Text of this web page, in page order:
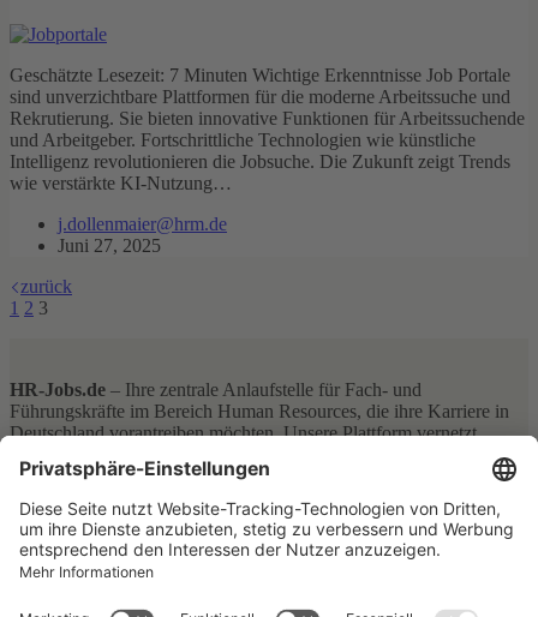
Geschätzte Lesezeit: 7 Minuten Wichtige Erkenntnisse Job Portale
sind unverzichtbare Plattformen für die moderne Arbeitssuche und
Rekrutierung. Sie bieten innovative Funktionen für Arbeitssuchende
und Arbeitgeber. Fortschrittliche Technologien wie künstliche
Intelligenz revolutionieren die Jobsuche. Die Zukunft zeigt Trends
wie verstärkte KI-Nutzung…
j.dollenmaier@hrm.de
Juni 27, 2025
zurück
1 2 3
HR-Jobs.de – Ihre zentrale Anlaufstelle für Fach- und
Führungskräfte im Bereich Human Resources, die ihre Karriere in
Deutschland vorantreiben möchten. Unsere Plattform vernetzt
Bundesländern – von Berlin über Hamburg, Bayern bis hin zu
Nordrhein-Westfalen. Ganz gleich, ob Sie eine Position im
Recruiting, in der Personalentwicklung oder in einem anderen HR-
Bereich suchen, beiHR-Jobs.definden Sie eine breite Auswahl an
attraktiven Stellenangeboten aus ganz Deutschland.